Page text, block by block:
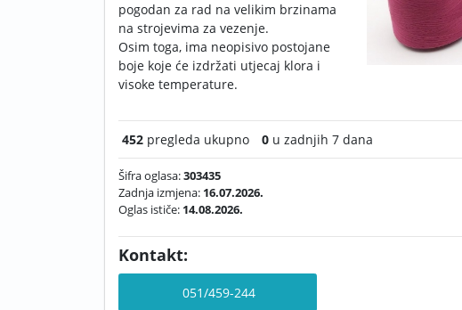
pogodan za rad na velikim brzinama
na strojevima za vezenje.
Osim toga, ima neopisivo postojane
boje koje će izdržati utjecaj klora i
visoke temperature.
452 pregleda ukupno 0 u zadnjih 7 dana
Šifra oglasa:303435
Zadnja izmjena: 16.07.2026.
Oglas ističe: 14.08.2026.
Kontakt:
051/459-244